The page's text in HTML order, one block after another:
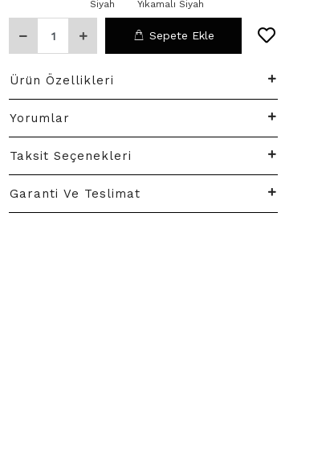
Siyah Yıkamalı Siyah
Sepete Ekle
Ürün Özellikleri
Yorumlar
Taksit Seçenekleri
Garanti Ve Teslimat